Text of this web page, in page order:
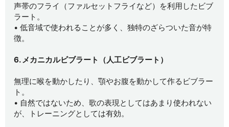
声帯のフライ（ファルセットフライなど）を利用したビブ
ラート。
• 低音域で使われることが多く、独特のざらついた音が特
徴。
6. メカニカルビブラート（人工ビブラート）
無理に喉を動かしたり、顎やお腹を動かして作るビブラー
ト。
• 自然ではないため、歌の表現としてはあまり使われない
が、トレーニングとしては有効。